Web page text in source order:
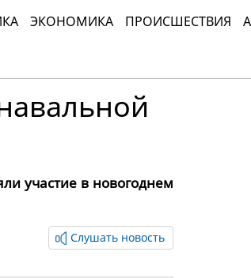
ЭКОНОМИКА ПРОИСШЕСТВИЯ
участие в новогоднем
Слушать новость